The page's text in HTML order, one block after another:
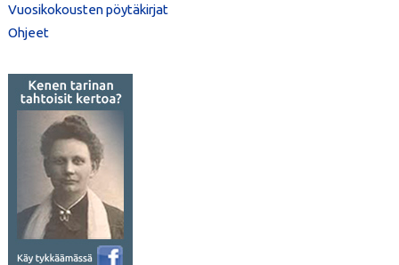
Vuosikokousten pöytäkirjat
Ohjeet